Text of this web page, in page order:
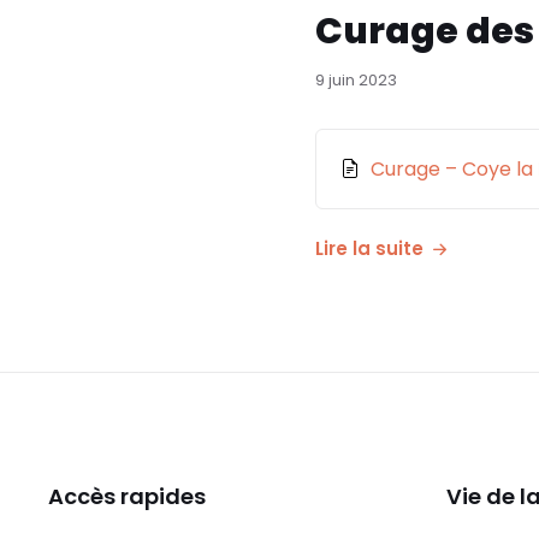
Curage
9 juin 2023
jointeCurage – Coye
Lire la suite
Accès rapides Vie de